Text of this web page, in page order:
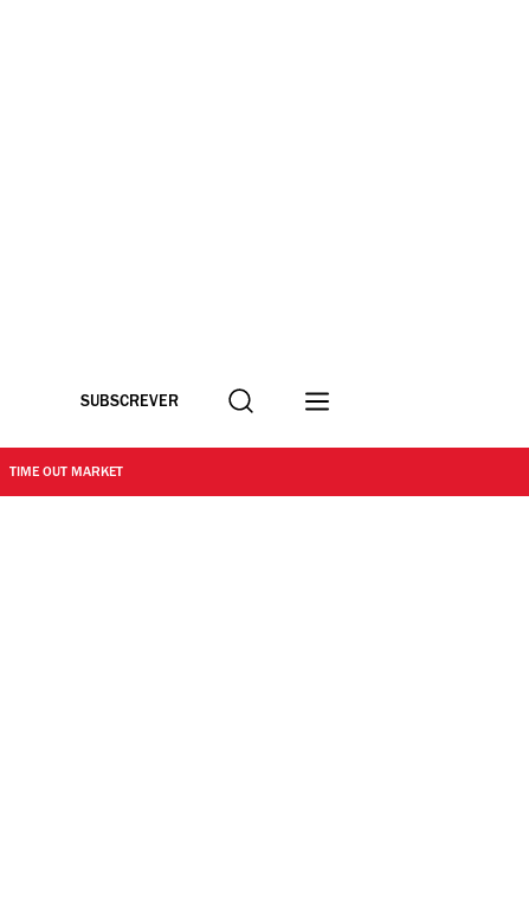
SUBSCREVER Procurar
TIME OUT MARKET